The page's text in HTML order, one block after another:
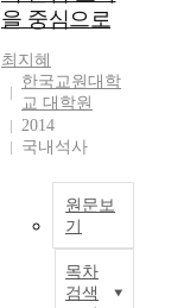
을 중심으로
최지혜
한국교원대학
교 대학원
2014
국내석사
원문보
기
목차
검색